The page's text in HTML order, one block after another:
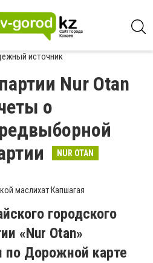
источник
Nur Otan
о
NUR OTAN
маслихат Капшагая
городского
«Nur Otan»
по Дорожной карте